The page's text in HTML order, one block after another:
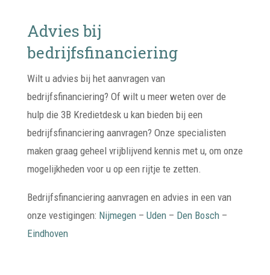
Advies bij
bedrijfsfinanciering
Wilt u advies bij het aanvragen van
bedrijfsfinanciering? Of wilt u meer weten over de
hulp die 3B Kredietdesk u kan bieden bij een
bedrijfsfinanciering aanvragen? Onze specialisten
maken graag geheel vrijblijvend kennis met u, om onze
mogelijkheden voor u op een rijtje te zetten.
Bedrijfsfinanciering aanvragen en advies in een van
onze vestigingen: Nijmegen– Uden– Den Bosch–
Eindhoven